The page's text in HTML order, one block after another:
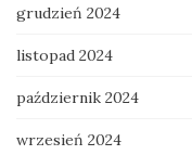
grudzień 2024
listopad 2024
październik 2024
wrzesień 2024